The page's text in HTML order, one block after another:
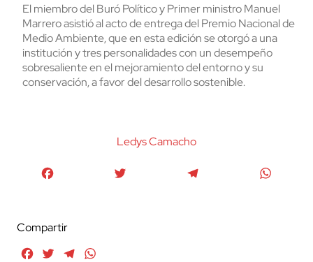
El miembro del Buró Político y Primer ministro Manuel
Marrero asistió al acto de entrega del Premio Nacional de
Medio Ambiente, que en esta edición se otorgó a una
institución y tres personalidades con un desempeño
sobresaliente en el mejoramiento del entorno y su
conservación, a favor del desarrollo sostenible.
Ledys Camacho
Compartir
FacebookTwitterTelegram